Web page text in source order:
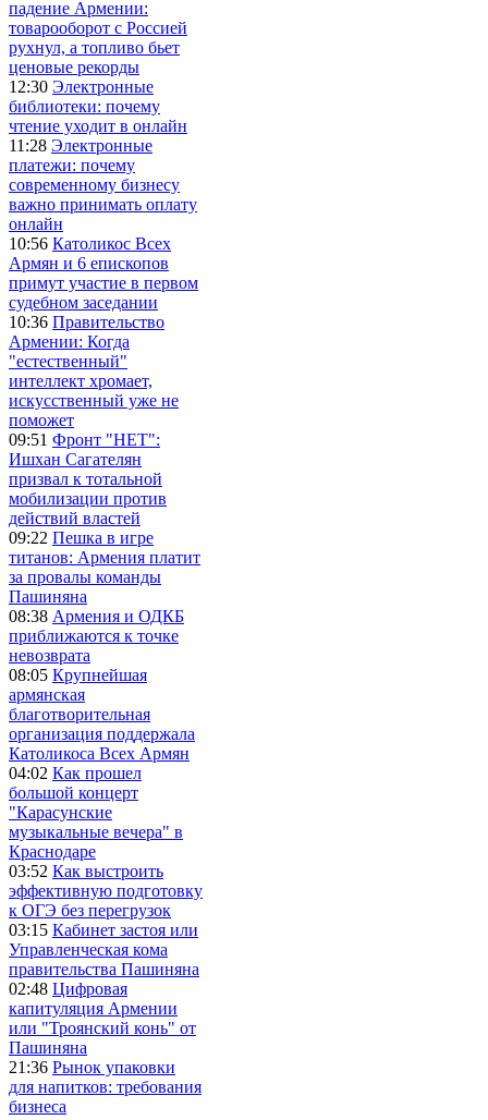
падение Армении:
товарооборот с Россией
рухнул, а топливо бьет
ценовые рекорды
12:30 Электронные
библиотеки: почему
чтение уходит в онлайн
11:28 Электронные
платежи: почему
современному бизнесу
важно принимать оплату
онлайн
10:56 Католикос Всех
Армян и 6 епископов
примут участие в первом
судебном заседании
10:36 Правительство
Армении: Когда
"естественный"
интеллект хромает,
искусственный уже не
поможет
09:51 Фронт "НЕТ":
Ишхан Сагателян
призвал к тотальной
мобилизации против
действий властей
09:22 Пешка в игре
титанов: Армения платит
за провалы команды
Пашиняна
08:38 Армения и ОДКБ
приближаются к точке
невозврата
08:05 Крупнейшая
армянская
благотворительная
организация поддержала
Католикоса Всех Армян
04:02 Как прошел
большой концерт
"Карасунские
музыкальные вечера" в
Краснодаре
03:52 Как выстроить
эффективную подготовку
к ОГЭ без перегрузок
03:15 Кабинет застоя или
Управленческая кома
правительства Пашиняна
02:48 Цифровая
капитуляция Армении
или "Троянский конь" от
Пашиняна
21:36 Рынок упаковки
для напитков: требования
бизнеса